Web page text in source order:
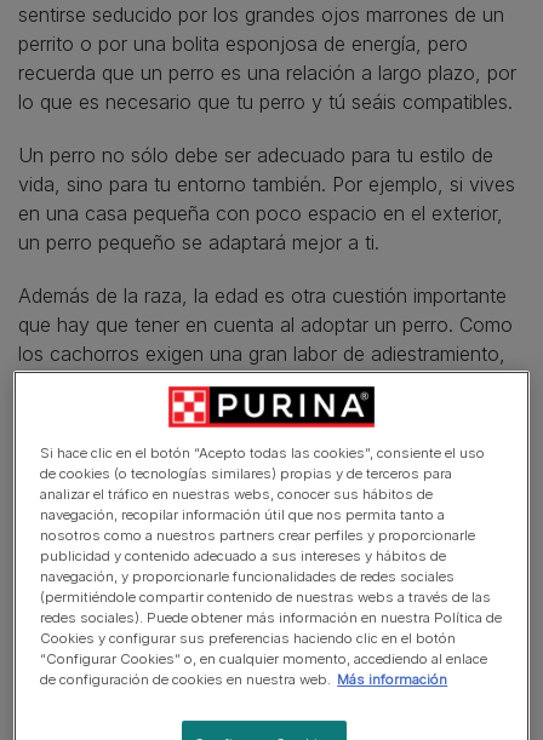
sentirse seducido por los grandes ojos marrones de un
perrito o por una bolita esponjosa de energía, pero
recuerda que un perro es una relación a largo plazo, por
lo que es necesario que tu perro y tú seáis compatibles.
Un perro no sólo debe ser adecuado para tu estilo de
vida, sino para tu entorno también. Por ejemplo, si vives
en una casa pequeña con poco espacio en el exterior,
un perro pequeño se adaptará mejor a ti.
Además de la raza, la edad es otra cuestión importante
que hay que tener en cuenta al adoptar un perro. Como
los cachorros exigen una gran labor de adiestramiento,
en caso de que no tengas tiempo suficiente para
mantener a tu travieso perrito bajo control deberías
adulto.
Si estás seguro de que un perrito es la mejor opción
para ti, ya puedes pasar a la parte divertida: ¡encontrar a
tu nuevo amigo peludo!
Compra un cachorro a un
criador
Si hace clic en el botón “Acepto todas las cookies”, consiente el uso
de cookies (o tecnologías similares) propias y de terceros para
analizar el tráfico en nuestras webs, conocer sus hábitos de
navegación, recopilar información útil que nos permita tanto a
nosotros como a nuestros partners crear perfiles y proporcionarle
publicidad y contenido adecuado a sus intereses y hábitos de
navegación, y proporcionarle funcionalidades de redes sociales
(permitiéndole compartir contenido de nuestras webs a través de las
redes sociales). Puede obtener más información en nuestra Política de
Cookies y configurar sus preferencias haciendo clic en el botón
“Configurar Cookies” o, en cualquier momento, accediendo al enlace
de configuración de cookies en nuestra web. Más información